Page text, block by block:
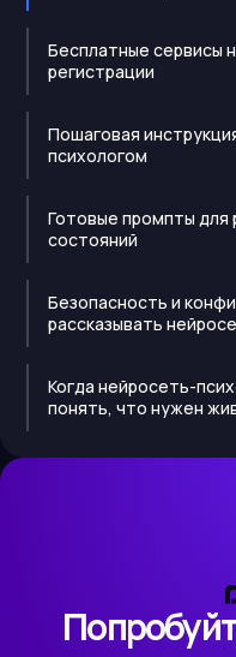
Бесплатные сервисы
регистрации
Пошаговая
психологом
Готовые промпты для
состояний
Безопасность и
рассказывать
Когда нейросеть-
понять, что нужен